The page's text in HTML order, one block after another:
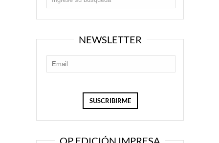
NEWSLETTER
OP EDICIÓN IMPRESA